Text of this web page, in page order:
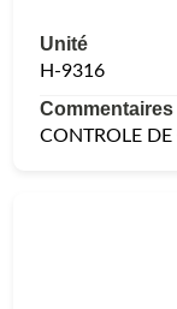
Unité
H-9316
Commentaires
CONTROLE